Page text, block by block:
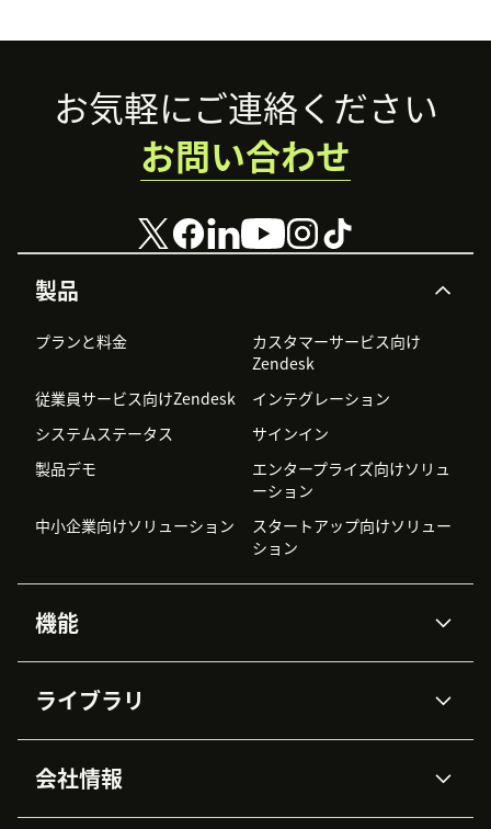
Footer
製品
プランと料金
カスタマーサービス向け
Zendesk
従業員サービス向けZendesk
インテグレーション
システムステータス
サインイン
製品デモ
エンタープライズ向けソリュ
ーション
中小企業向けソリューション
スタートアップ向けソリュー
ション
機能
Zendesk AI
高度なデータプライバシーと
データ保護
ナレッジベース
ライブラリ
APIと開発者向け情報
AI研究
イベント情報
会社情報
お気軽にご連絡ください
お問い合わせ